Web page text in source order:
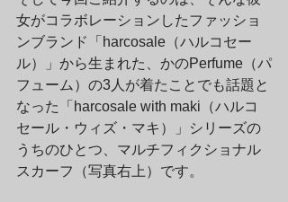
女がコラボレーションしたファッショ
ンブランド「harcosale（ハルコセー
ル）」から生まれた、かのPerfume（パ
フューム）の3人が着たことでも話題と
なった「harcosale with maki（ハルコ
セール・ウィズ・マキ）」シリーズの
うちのひとつ、マルチフィクショナル
スカーフ（写真右上）です。